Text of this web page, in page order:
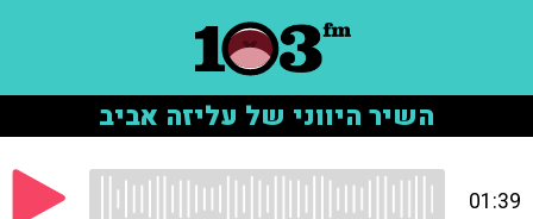
השיר היווני של עליזה אביב
01:39